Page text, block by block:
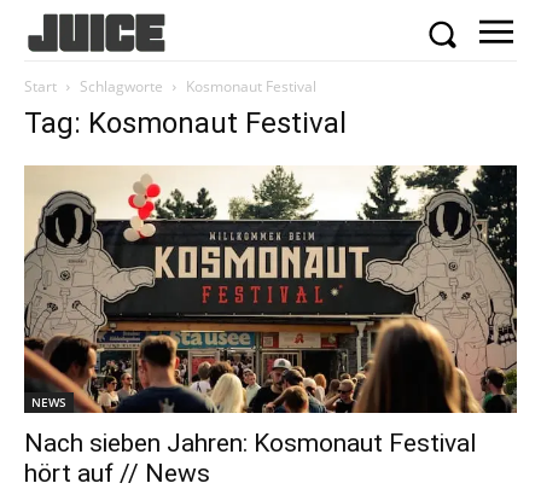
Start Schlagworte Kosmonaut Festival
Tag: Kosmonaut Festival
NEWS
Nach sieben Jahren: Kosmonaut Festival
hört auf // News